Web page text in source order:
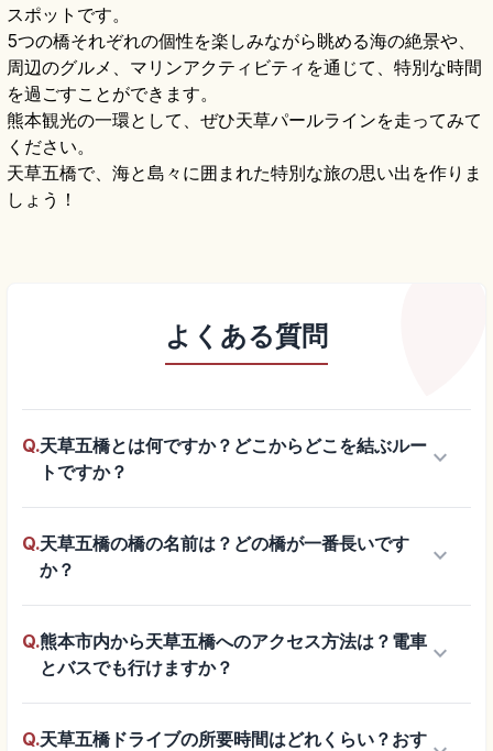
スポットです。
5つの橋それぞれの個性を楽しみながら眺める海の絶景や、
周辺のグルメ、マリンアクティビティを通じて、特別な時間
を過ごすことができます。
熊本観光の一環として、ぜひ天草パールラインを走ってみて
ください。
天草五橋で、海と島々に囲まれた特別な旅の思い出を作りま
しょう！
よくある質問
Q.天草五橋とは何ですか？どこからどこを結ぶルー
トですか？
keyboard_arrow_down
Q.天草五橋の橋の名前は？どの橋が一番長いです
か？
keyboard_arrow_down
Q.熊本市内から天草五橋へのアクセス方法は？電車
とバスでも行けますか？
keyboard_arrow_down
Q.天草五橋ドライブの所要時間はどれくらい？おす